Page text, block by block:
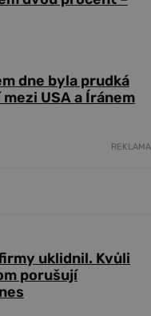
dne byla prudká
USA a Íránem
REKLAMA
uklidnil. Kvůli
porušují